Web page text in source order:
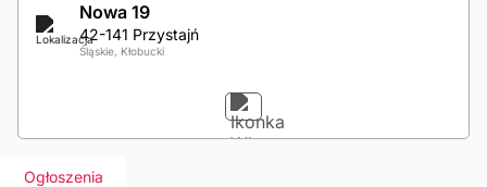
Nowa 19
42-141 Przystajń
Śląskie, Kłobucki
Ogłoszenia